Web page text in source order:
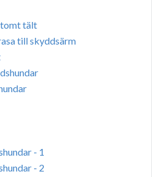
tomt tält
till skyddsärm
- 1
- 2